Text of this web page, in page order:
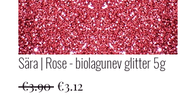
Sära | Rose - biolagunev glitter 5g
€3.90 Regular
€3.12